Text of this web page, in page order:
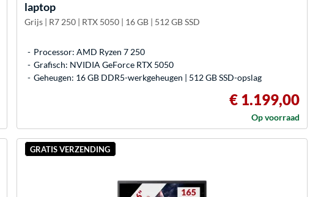
laptop
Grijs | R7 250 | RTX 5050 | 16 GB | 512 GB SSD
Processor: AMD Ryzen 7 250
Grafisch: NVIDIA GeForce RTX 5050
Geheugen: 16 GB DDR5-werkgeheugen | 512 GB SSD-opslag
€ 1.199,00
Op voorraad
GRATIS VERZENDING